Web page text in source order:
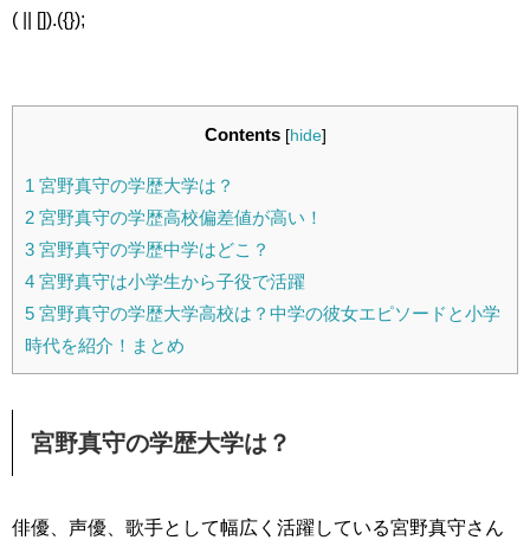
( || []).({});
Contents [hide]
1 宮野真守の学歴大学は？
2 宮野真守の学歴高校偏差値が高い！
3 宮野真守の学歴中学はどこ？
4 宮野真守は小学生から子役で活躍
5 宮野真守の学歴大学高校は？中学の彼女エピソードと小学
時代を紹介！まとめ
宮野真守の学歴大学は？
俳優、声優、歌手として幅広く活躍している宮野真守さん